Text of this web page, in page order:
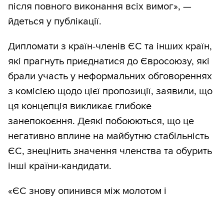
після повного виконання всіх вимог», —
йдеться у публікації.
Дипломати з країн-членів ЄС та інших країн,
які прагнуть приєднатися до Євросоюзу, які
брали участь у неформальних обговореннях
з комісією щодо цієї пропозиції, заявили, що
ця концепція викликає глибоке
занепокоєння. Деякі побоюються, що це
негативно вплине на майбутню стабільність
ЄС, знецінить значення членства та обурить
інші країни-кандидати.
«ЄС знову опинився між молотом і